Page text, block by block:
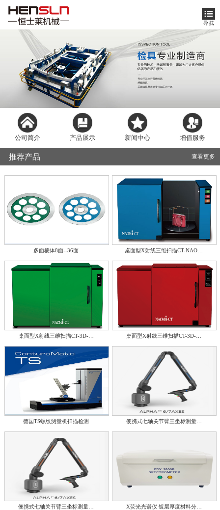
公司简介 产品展示 新闻中心 增值服务
推荐产品 查看更多
多面棱体8面--36面 桌面型X射线三维扫描CT-NAO…
桌面型X射线三维扫描CT-3D-… 桌面型X射线三维扫描CT-3D-…
德国TS螺纹测量机扫描检测 便携式七轴关节臂三坐标测量…
便携式七轴关节臂三坐标测量… X荧光光谱仪 镀层厚度材料分…